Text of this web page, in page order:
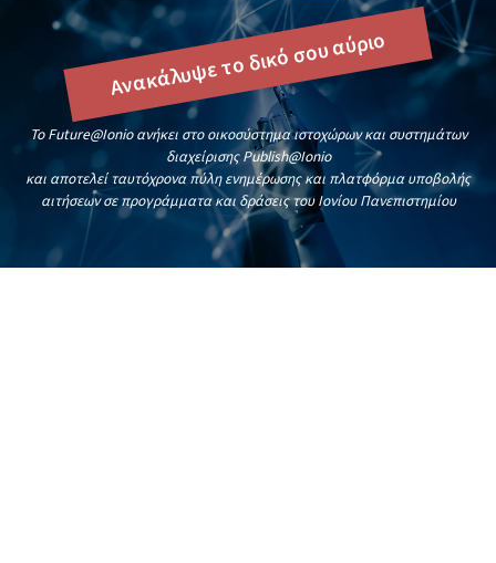
Ανακάλυψε το δικό σου αύριο
To Future@Ionio ανήκει στο οικοσύστημα ιστοχώρων και συστημάτων
διαχείρισης Publish@Ionio
και αποτελεί ταυτόχρονα πύλη ενημέρωσης και πλατφόρμα υποβολής
αιτήσεων σε προγράμματα και δράσεις του Ιονίου Πανεπιστημίου